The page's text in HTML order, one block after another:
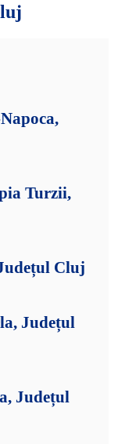
Turzii,
Cluj
Județul
Județul